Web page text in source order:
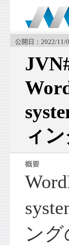
公開日：2022/
ィ
ン